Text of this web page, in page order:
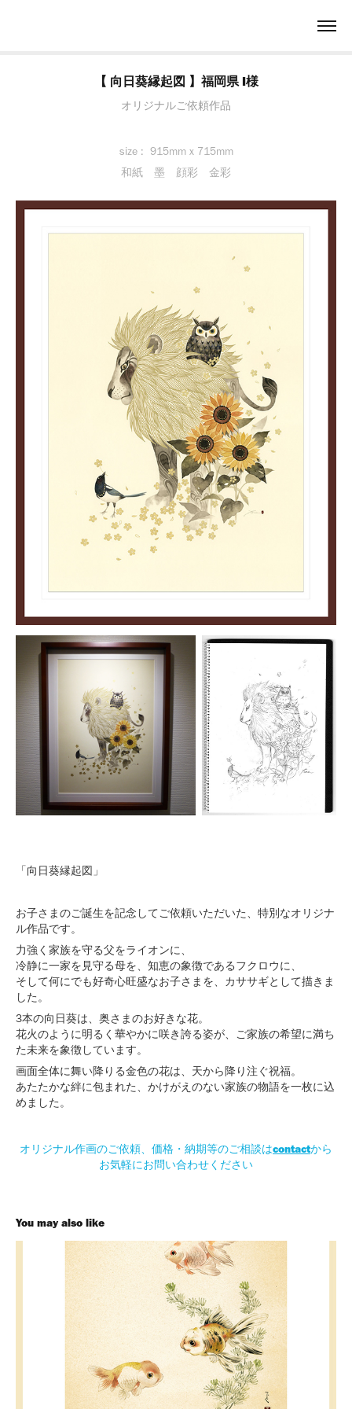
【 向日葵縁起図 】福岡県 I様
オリジナルご依頼作品
size : 915mm x 715mm
和紙 墨 顔彩 金彩
「向日葵縁起図」
お子さまのご誕生を記念してご依頼いただいた、特別なオリジナ
ル作品です。
力強く家族を守る父をライオンに、
冷静に一家を見守る母を、知恵の象徴であるフクロウに、
そして何にでも好奇心旺盛なお子さまを、カササギとして描きま
した。
3本の向日葵は、奥さまのお好きな花。
花火のように明るく華やかに咲き誇る姿が、ご家族の希望に満ち
た未来を象徴しています。
画面全体に舞い降りる金色の花は、天から降り注ぐ祝福。
あたたかな絆に包まれた、かけがえのない家族の物語を一枚に込
めました。
オリジナル作画のご依頼、価格・納期等のご相談はcontactから
お気軽にお問い合わせください
You may also like